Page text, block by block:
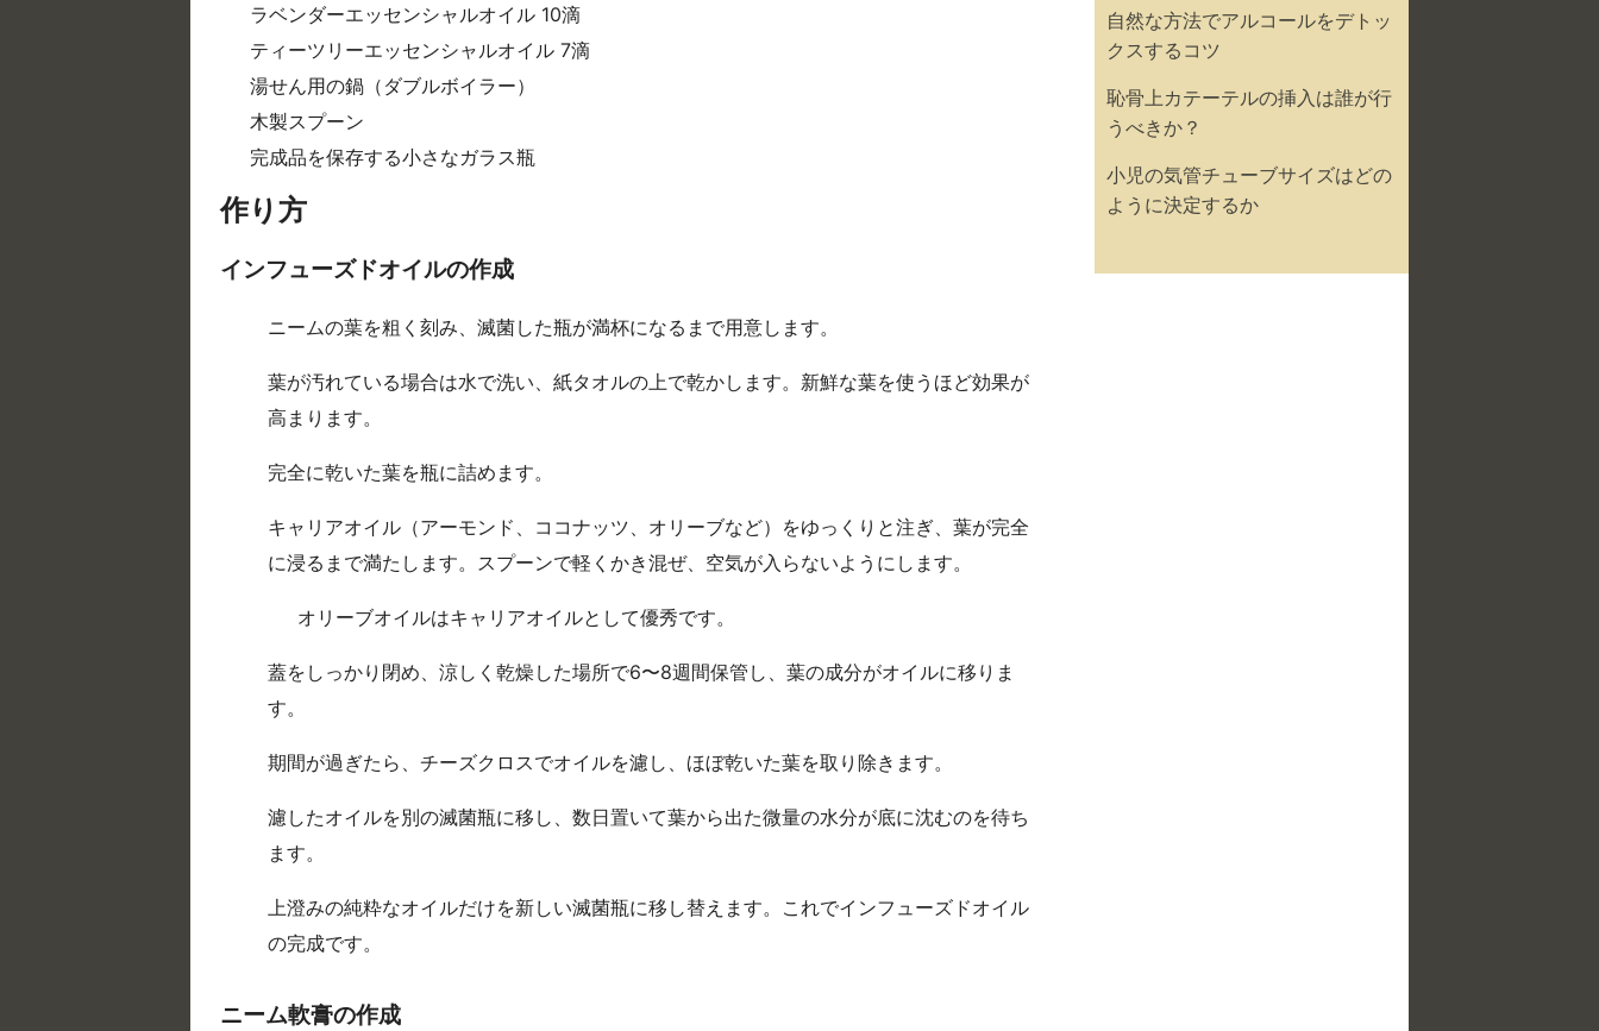
ラベンダーエッセンシャルオイル 10滴
ティーツリーエッセンシャルオイル 7滴
湯せん用の鍋（ダブルボイラー）
木製スプーン
完成品を保存する小さなガラス瓶
作り方
インフューズドオイルの作成
ニームの葉を粗く刻み、滅菌した瓶が満杯になるまで用意します。
葉が汚れている場合は水で洗い、紙タオルの上で乾かします。新鮮な葉を使うほど効果が
高まります。
完全に乾いた葉を瓶に詰めます。
キャリアオイル（アーモンド、ココナッツ、オリーブなど）をゆっくりと注ぎ、葉が完全
に浸るまで満たします。スプーンで軽くかき混ぜ、空気が入らないようにします。
オリーブオイルはキャリアオイルとして優秀です。
蓋をしっかり閉め、涼しく乾燥した場所で6〜8週間保管し、葉の成分がオイルに移りま
す。
期間が過ぎたら、チーズクロスでオイルを濾し、ほぼ乾いた葉を取り除きます。
濾したオイルを別の滅菌瓶に移し、数日置いて葉から出た微量の水分が底に沈むのを待ち
ます。
上澄みの純粋なオイルだけを新しい滅菌瓶に移し替えます。これでインフューズドオイル
の完成です。
ニーム軟膏の作成
自然な方法でアルコールをデトッ
クスするコツ
恥骨上カテーテルの挿入は誰が行
うべきか？
小児の気管チューブサイズはどの
ように決定するか